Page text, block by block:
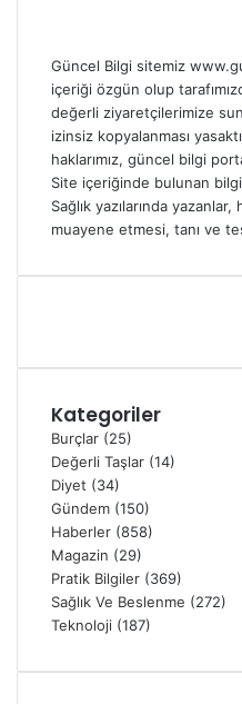
Güncel Bilgi sitemiz
içeriği özgün olup
değerli ziyaretçilerimize
izinsiz kopyalanması
haklarımız, güncel bilgi
Site içeriğinde bulunan
Sağlık yazılarında
muayene etmesi, tanı ve
Kategoriler
Burçlar (25)
Değerli Taşlar (14)
Diyet (34)
Gündem (150)
Haberler (858)
Magazin (29)
Pratik Bilgiler (369)
Sağlık Ve Beslenme (272)
Teknoloji (187)